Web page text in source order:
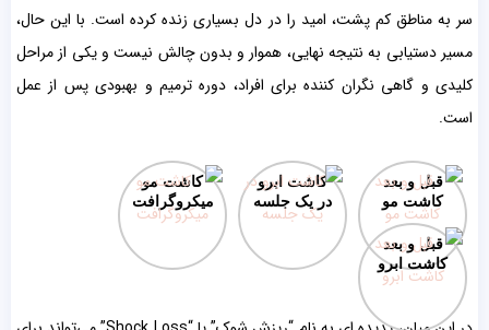
سر به مناطق کم ‌پشت، امید را در دل بسیاری زنده کرده است. با این حال،
مسیر دستیابی به نتیجه نهایی، هموار و بدون چالش نیست و یکی از مراحل
کلیدی و گاهی نگران ‌کننده برای افراد، دوره ترمیم و بهبودی پس از عمل
است.
قبل و بعد
کاشت مو
کاشت ابرو
در یک جلسه
کاشت مو
میکروگرافت
قبل و بعد
کاشت ابرو